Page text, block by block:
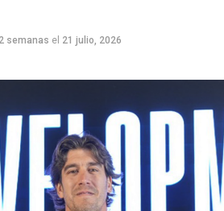
semanas el 21 julio, 2026